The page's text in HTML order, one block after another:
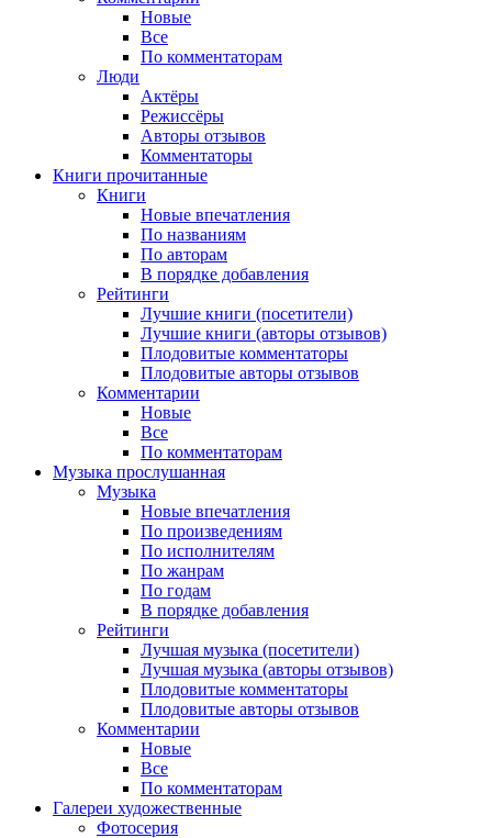
Новые
Все
По комментаторам
Люди
Актёры
Режиссёры
Авторы отзывов
Комментаторы
Книги прочитанные
Книги
Новые впечатления
По названиям
По авторам
В порядке добавления
Рейтинги
Лучшие книги (посетители)
Лучшие книги (авторы отзывов)
Плодовитые комментаторы
Плодовитые авторы отзывов
Комментарии
Новые
Все
По комментаторам
Музыка прослушанная
Музыка
Новые впечатления
По произведениям
По исполнителям
По жанрам
По годам
В порядке добавления
Рейтинги
Лучшая музыка (посетители)
Лучшая музыка (авторы отзывов)
Плодовитые комментаторы
Плодовитые авторы отзывов
Комментарии
Новые
Все
По комментаторам
Галереи художественные
Фотосерия